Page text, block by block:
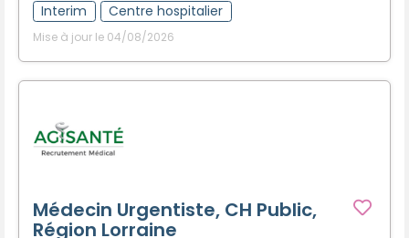
Interim
Centre hospitalier
Mise à jour le 04/08/2026
Médecin Urgentiste, CH Public,
Région Lorraine